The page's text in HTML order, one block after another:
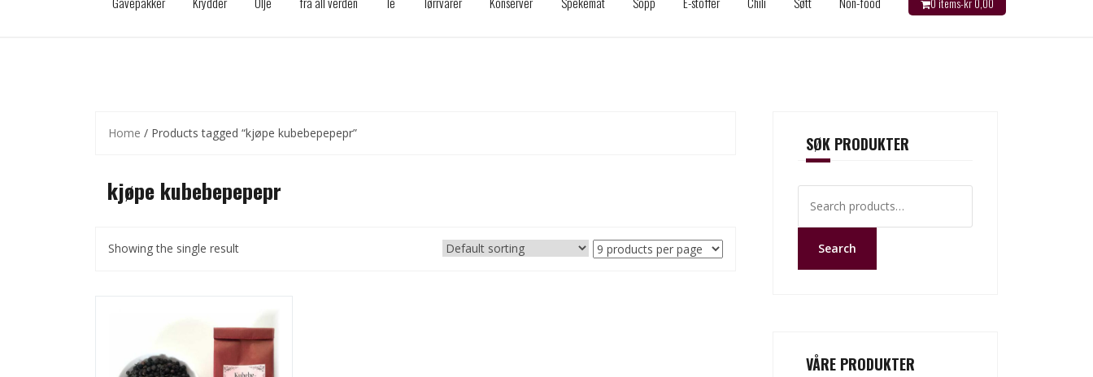
0 items-kr0,00
Home / Products tagged “kjøpe kubebepepepr”
kjøpe kubebepepepr
Showing the single result
SØK PRODUKTER
for:
Search
VÅRE PRODUKTER